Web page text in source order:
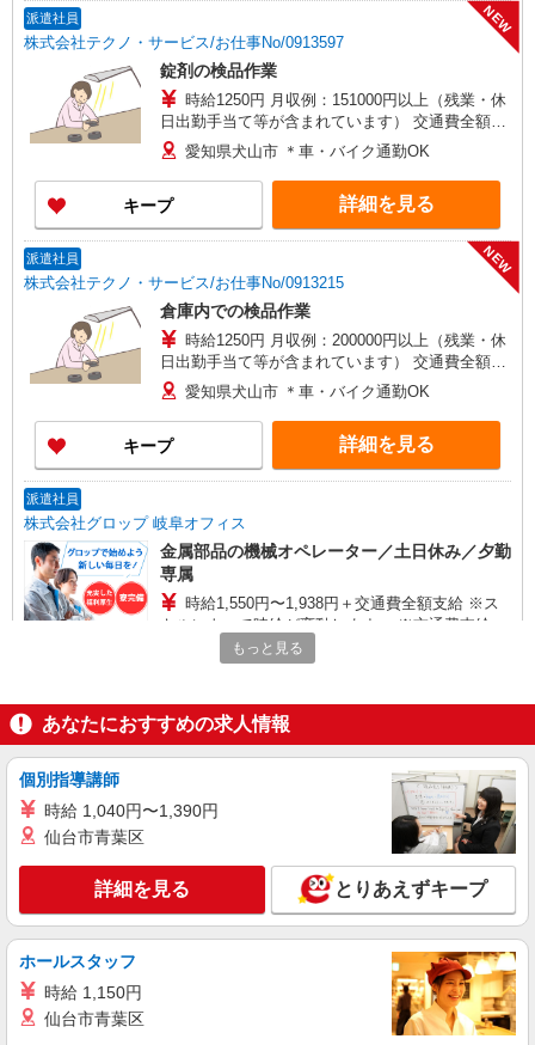
派遣社員
株式会社テクノ・サービス/お仕事No/0913597
NEW
錠剤の検品作業
時給1250円 月収例：151000円以上（残業・休
日出勤手当て等が含まれています） 交通費全額支
給 愛知県犬山市 ＊車・バイク通勤OK
キープ 詳細を見る
派遣社員
株式会社テクノ・サービス/お仕事No/0913215
NEW
倉庫内での検品作業
時給1250円 月収例：200000円以上（残業・休
日出勤手当て等が含まれています） 交通費全額支
給 愛知県犬山市 ＊車・バイク通勤OK
キープ 詳細を見る
派遣社員
株式会社グロップ 岐阜オフィス
金属部品の機械オペレーター／土日休み／夕勤
専属
時給1,550円〜1,938円＋交通費全額支給 ※ス
キルによって時給が変動します。 ※交通費支給
（規定あり） ※給与の希望日払い制度あり（規定
あり） ※残業代は別途全額支給（法定基準通り）
時間×21日＝260,400円＋夜勤手当＋交通費＋残業
代
雇入れ直後：愛知県犬山市 変更の範囲：会社
キープ
もっと見る
あなたにおすすめの求人情報
個別指導講師
時給 1,040円〜1,390円
仙台市青葉区
詳細を見る とりあえずキープ
ホールスタッフ
時給 1,150円
仙台市青葉区